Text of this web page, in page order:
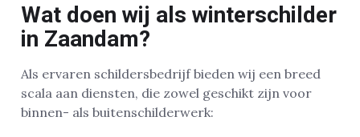
Wat doen wij als winterschilder
in Zaandam?
Als ervaren schildersbedrijf bieden wij een breed
scala aan diensten, die zowel geschikt zijn voor
binnen- als buitenschilderwerk: